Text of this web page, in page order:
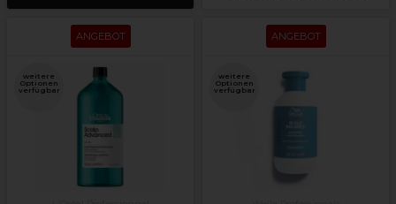
ANGEBOT
weitere
Optionen
verfügbar
ANGEBOT
weitere
Optionen
verfügbar